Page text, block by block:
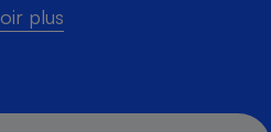
plus